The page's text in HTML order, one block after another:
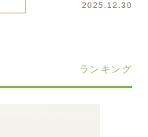
2025.12.30
ランキング